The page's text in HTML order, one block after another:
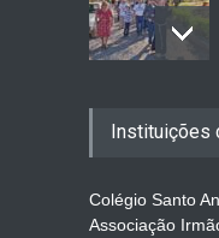
Instituições
Colégio Santo
Associação